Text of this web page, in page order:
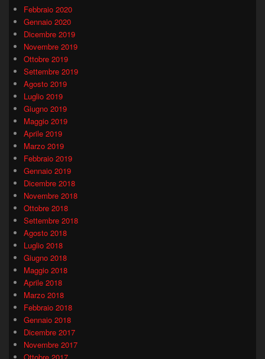
Febbraio 2020
Gennaio 2020
Dicembre 2019
Novembre 2019
Ottobre 2019
Settembre 2019
Agosto 2019
Luglio 2019
Giugno 2019
Maggio 2019
Aprile 2019
Marzo 2019
Febbraio 2019
Gennaio 2019
Dicembre 2018
Novembre 2018
Ottobre 2018
Settembre 2018
Agosto 2018
Luglio 2018
Giugno 2018
Maggio 2018
Aprile 2018
Marzo 2018
Febbraio 2018
Gennaio 2018
Dicembre 2017
Novembre 2017